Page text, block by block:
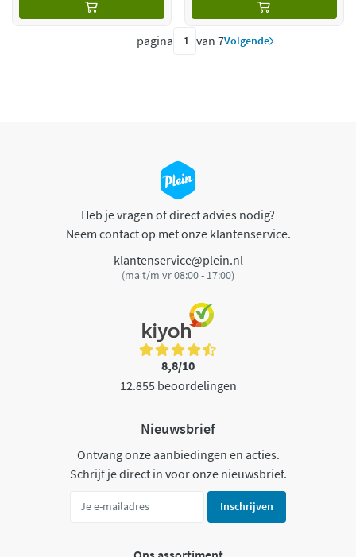
pagina van 7Volgende
Heb je vragen of direct advies nodig?
Neem contact op met onze klantenservice.
klantenservice@plein.nl
(ma t/m vr 08:00 - 17:00)
8,8/10
12.855 beoordelingen
Nieuwsbrief
Ontvang onze aanbiedingen en acties.
Schrijf je direct in voor onze nieuwsbrief.
Inschrijven